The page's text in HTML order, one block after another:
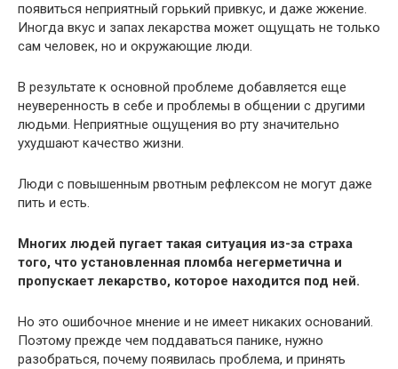
появиться неприятный горький привкус, и даже жжение.
Иногда вкус и запах лекарства может ощущать не только
сам человек, но и окружающие люди.
В результате к основной проблеме добавляется еще
неуверенность в себе и проблемы в общении с другими
людьми. Неприятные ощущения во рту значительно
ухудшают качество жизни.
Люди с повышенным рвотным рефлексом не могут даже
пить и есть.
Многих людей пугает такая ситуация из-за страха
того, что установленная пломба негерметична и
пропускает лекарство, которое находится под ней.
Но это ошибочное мнение и не имеет никаких оснований.
Поэтому прежде чем поддаваться панике, нужно
разобраться, почему появилась проблема, и принять